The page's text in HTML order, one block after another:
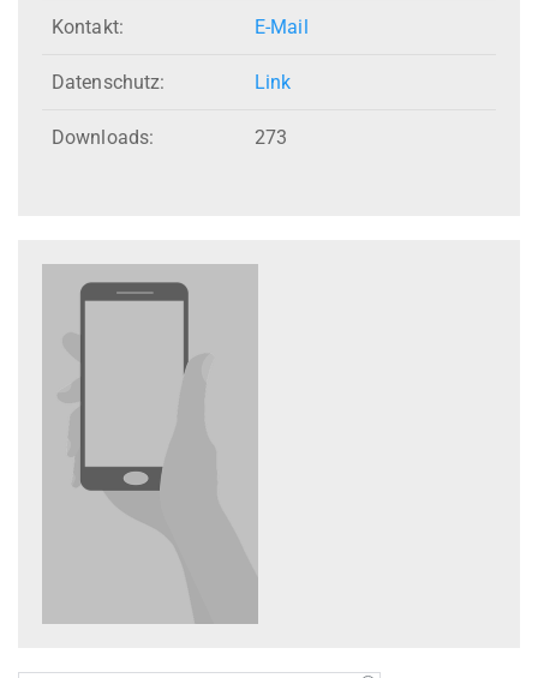
Kontakt: E-Mail
Datenschutz: Link
Downloads: 273